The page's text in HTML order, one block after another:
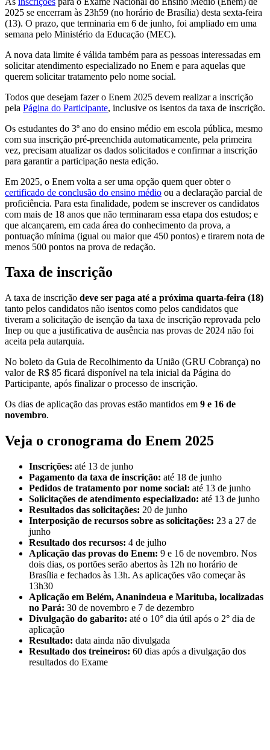
2025 se encerram às 23h59 (no horário de Brasília) desta sexta-feira
(13). O prazo, que terminaria em 6 de junho, foi ampliado em uma
semana pelo Ministério da Educação (MEC).
A nova data limite é válida também para as pessoas interessadas em
solicitar atendimento especializado no Enem e para aquelas que
querem solicitar tratamento pelo nome social.
Todos que desejam fazer o Enem 2025 devem realizar a inscrição
pela Página do Participante, inclusive os isentos da taxa de inscrição.
Os estudantes do 3º ano do ensino médio em escola pública, mesmo
com sua inscrição pré-preenchida automaticamente, pela primeira
vez, precisam atualizar os dados solicitados e confirmar a inscrição
para garantir a participação nesta edição.
Em 2025, o Enem volta a ser uma opção quem quer obter o
certificado de conclusão do ensino médio ou a declaração parcial de
proficiência. Para esta finalidade, podem se inscrever os candidatos
com mais de 18 anos que não terminaram essa etapa dos estudos; e
que alcançarem, em cada área do conhecimento da prova, a
pontuação mínima (igual ou maior que 450 pontos) e tirarem nota de
menos 500 pontos na prova de redação.
Taxa de inscrição
A taxa de inscrição deve ser paga até a próxima quarta-feira (18)
tanto pelos candidatos não isentos como pelos candidatos que
tiveram a solicitação de isenção da taxa de inscrição reprovada pelo
Inep ou que a justificativa de ausência nas provas de 2024 não foi
aceita pela autarquia.
No boleto da Guia de Recolhimento da União (GRU Cobrança) no
valor de R$ 85 ficará disponível na tela inicial da Página do
Participante, após finalizar o processo de inscrição.
Os dias de aplicação das provas estão mantidos em 9 e 16 de
novembro.
Veja o cronograma do Enem 2025
Inscrições: até 13 de junho
Pagamento da taxa de inscrição: até 18 de junho
Pedidos de tratamento por nome social: até 13 de junho
Solicitações de atendimento especializado: até 13 de junho
Resultados das solicitações: 20 de junho
Interposição de recursos sobre as solicitações: 23 a 27 de
junho
Resultado dos recursos: 4 de julho
Aplicação das provas do Enem: 9 e 16 de novembro. Nos
dois dias, os portões serão abertos às 12h no horário de
Brasília e fechados às 13h. As aplicações vão começar às
13h30
Aplicação em Belém, Ananindeua e Marituba, localizadas
no Pará: 30 de novembro e 7 de dezembro
Divulgação do gabarito: até o 10° dia útil após o 2° dia de
aplicação
Resultado: data ainda não divulgada
Resultado dos treineiros: 60 dias após a divulgação dos
resultados do Exame